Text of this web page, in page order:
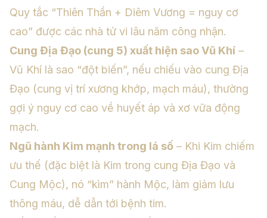
Quy tắc “Thiên Thần + Diêm Vương = nguy cơ
cao” được các nhà tử vi lâu năm công nhận.
Cung Địa Đạo (cung 5) xuất hiện sao Vũ Khí –
Vũ Khí là sao “đột biến”, nếu chiếu vào cung Địa
Đạo (cung vị trí xương khớp, mạch máu), thường
gợi ý nguy cơ cao về huyết áp và xơ vữa động
mạch.
Ngũ hành Kim mạnh trong lá số – Khi Kim chiếm
ưu thế (đặc biệt là Kim trong cung Địa Đạo và
Cung Mộc), nó “kìm” hành Mộc, làm giảm lưu
thông máu, dễ dẫn tới bệnh tim.